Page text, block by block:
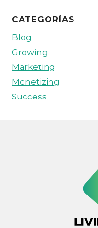
CATEGORÍAS
Blog
Growing
Marketing
Monetizing
Success